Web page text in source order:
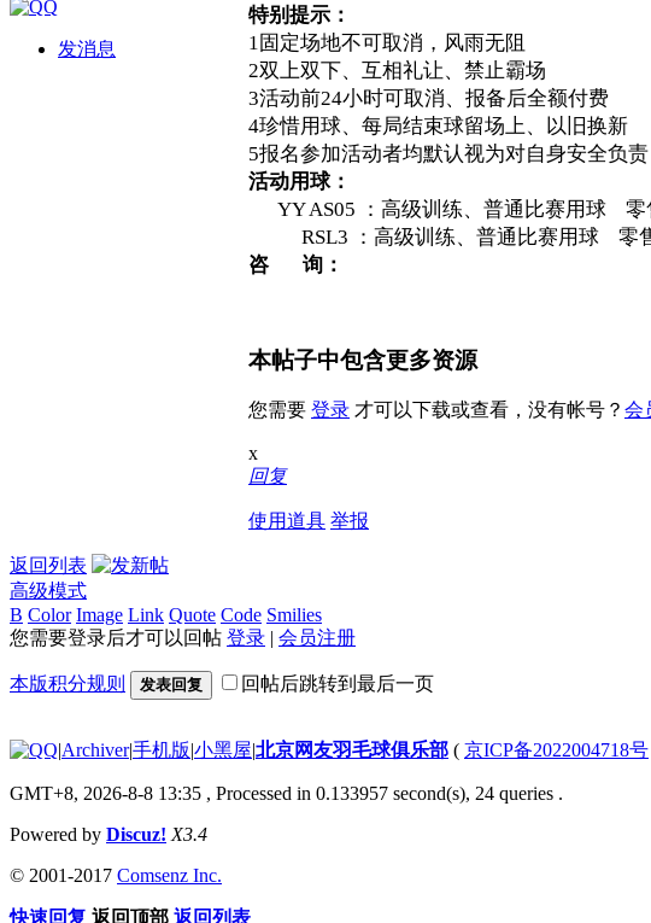
发消息
特别提示：
1固定场地不可取消，风雨无阻
2双上双下、互相礼让、禁止霸场
3活动前24小时可取消、报备后全额付费
4珍惜用球、每局结束球留场上、以旧换新
5报名参加活动者均默认视为对自身安全负责
活动用球：
YY AS05 ：高级训练、普通比赛用球 零
RSL3 ：高级训练、普通比赛用球 零售
咨 询 ：
本帖子中包含更多资源
您需要 登录 才可以下载或查看，没有帐号？ 会
x
回复
使用道具 举报
返回列表
高级模式
B Color Image Link Quote Code Smilies
您需要登录后才可以回帖 登录 | 会员注册
本版积分规则 发表回复 回帖后跳转到最后一页
|Archiver|手机版|小黑屋|北京网友羽毛球俱乐部 ( 京ICP备2022004718号
GMT+8, 2026-8-8 13:35 , Processed in 0.133957 second(s), 24 queries .
Powered by Discuz! X3.4
© 2001-2017 Comsenz Inc.
快速回复 返回顶部 返回列表